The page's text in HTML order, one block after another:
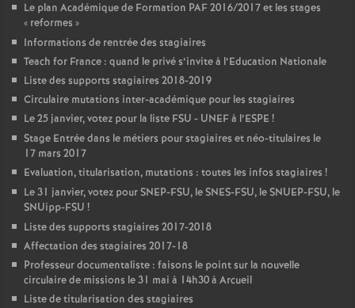
Le plan Académique de Formation PAF2016/2017 et les stages
« reformes »
Informations de rentrée des stagiaires
Teach for France : quand le privé s’invite à l’Education Nationale
Liste des supports stagiaires 2018-2019
Circulaire mutations inter-académique pour les stagiaires
Le 25 janvier, votez pour la liste FSU - UNEFà l’ESPE !
Stage Entrée dans le métiers pour stagiaires et néo-titulaires le
17 mars 2017
Evaluation, titularisation, mutations : toutes les infos stagiaires !
Le 31 janvier, votez pourSNEP-FSU, leSNES-FSU, leSNUEP-FSU, le
SNUipp-FSU !
Liste des supports stagiaires 2017-2018
Affectation des stagiaires 2017-18
Professeur documentaliste : faisons le point sur la nouvelle
circulaire de missions le 31 mai à 14h30 à Arcueil
Liste de titularisation des stagiaires